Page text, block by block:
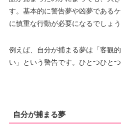
す。基本的に警告夢や凶夢である
に慎重な行動が必要になるでしょう
例えば、自分が捕まる夢は「客観
い」という警告です。ひとつひと
自分が捕まる夢